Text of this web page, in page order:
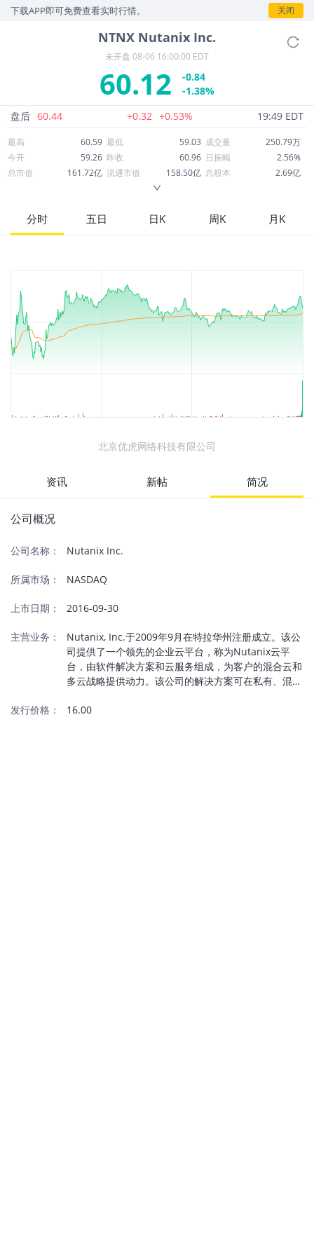
载APP即可免费查看实时行情。 关闭
NTNX Nutanix Inc.
未开盘 08-06 16:00:00 EDT
60.12
-0.84
-1.38%
盘后 60.44 +0.32 +0.53% 19:49 EDT
最高 60.59 最低 59.03 成交量
250.79万
今开
59.26 昨收 60.96 日振幅
2.56%
总市值
161.72亿 流通市值 158.50亿 总股本
2.69亿
52周最高
82.42 市盈率
62.93
股息
分时 五日 日K 周K 月K
北京优虎网络科技有限公司
资讯 新帖 简况
公司概况
公司名称： Nutanix Inc.
所属市场： NASDAQ
上市日期： 2016-09-30
主营业务：
Nutanix, Inc.于2009年9月在特拉华州注册成立。该公
司提供了一个领先的企业云平台，称为Nutanix云平
台，由软件解决方案和云服务组成，为客户的混合云和
多云战略提供动力。该公司的解决方案可在私有、混合
缝地“提升和转移”其工作负载，包括企业应用程序、高
发行价格： 16.00